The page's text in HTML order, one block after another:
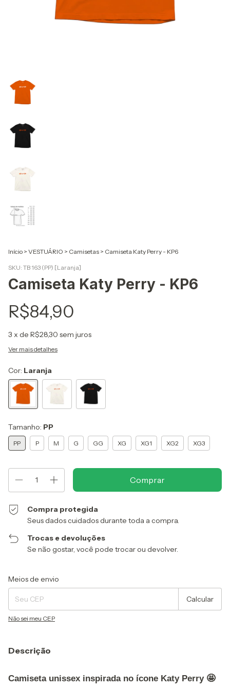
Início > VESTUÁRIO > Camisetas > Camiseta Katy Perry - KP6
SKU: TB 163 (PP) [Laranja]
Camiseta Katy Perry - KP6
R$84,90
3 x de R$28,30 sem juros
Ver mais detalhes
Cor: Laranja
Tamanho: PP
PP P M G GG XG XG1 XG2 XG3
Compra protegida
Seus dados cuidados durante toda a compra.
Trocas e devoluções
Se não gostar, você pode trocar ou devolver.
Entregas para o CEP:
Meios de envio
Calcular
Não sei meu CEP
Descrição
Camiseta unissex inspirada no ícone Katy Perry 🤩